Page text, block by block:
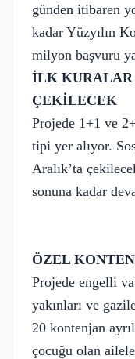
günden itibaren
kadar Yüzyılın
milyon başvuru
İLK KURALAR
ÇEKİLECEK
Projede 1+1 ve
tipi yer alıyor.
Aralık’ta
sonuna kadar
ÖZEL
Projede engelli
yakınları ve
20 kontenjan
çocuğu olan